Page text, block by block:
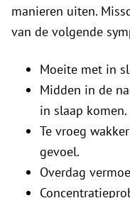
manieren uiten.
van de volgende
Moeite met in
Midden in de
in slaap komen.
Te vroeg
gevoel.
Overdag